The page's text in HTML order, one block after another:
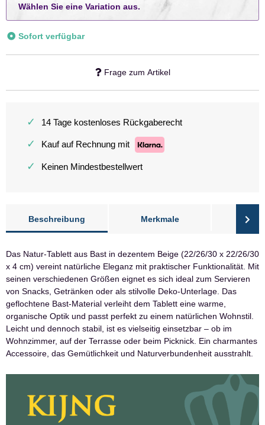
x
Wählen Sie eine Variation aus.
Sofort verfügbar
Frage zum Artikel
✓ 14 Tage kostenloses Rückgaberecht
✓ Kauf auf Rechnung mit
✓ Keinen Mindestbestellwert
Beschreibung Merkmale
Das Natur-Tablett aus Bast in dezentem Beige (22/26/30 x 22/26/30
x 4 cm) vereint natürliche Eleganz mit praktischer Funktionalität. Mit
seinen verschiedenen Größen eignet es sich ideal zum Servieren
von Snacks, Getränken oder als stilvolle Deko-Unterlage. Das
geflochtene Bast-Material verleiht dem Tablett eine warme,
organische Optik und passt perfekt zu einem natürlichen Wohnstil.
Leicht und dennoch stabil, ist es vielseitig einsetzbar – ob im
Wohnzimmer, auf der Terrasse oder beim Picknick. Ein charmantes
Accessoire, das Gemütlichkeit und Naturverbundenheit ausstrahlt.